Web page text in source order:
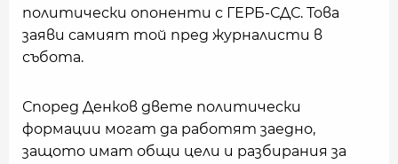
политически опоненти с ГЕРБ-СДС. Това
заяви самият той пред журналисти в
събота.
Според Денков двете политически
формации могат да работят заедно,
защото имат общи цели и разбирания за